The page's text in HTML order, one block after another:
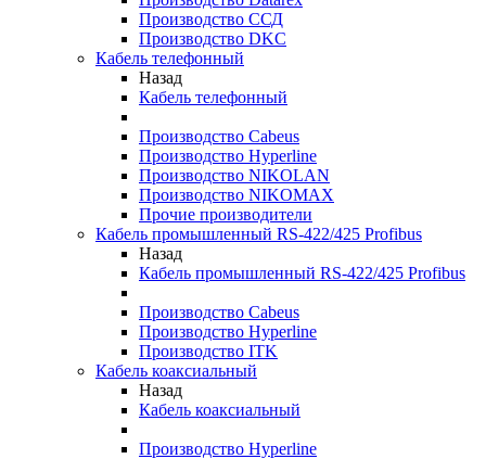
Производство ССД
Производство DKC
Кабель телефонный
Назад
Кабель телефонный
Производство Cabeus
Производство Hyperline
Производство NIKOLAN
Производство NIKOMAX
Прочие производители
Кабель промышленный RS-422/425 Profibus
Назад
Кабель промышленный RS-422/425 Profibus
Производство Cabeus
Производство Hyperline
Производство ITK
Кабель коаксиальный
Назад
Кабель коаксиальный
Производство Hyperline